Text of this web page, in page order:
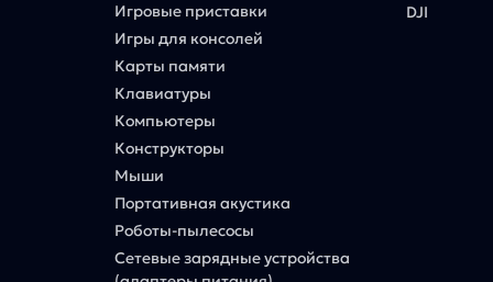
Игровые приставки
Игры для консолей
Карты памяти
Клавиатуры
Компьютеры
Конструкторы
Мыши
Портативная акустика
Роботы-пылесосы
Сетевые зарядные устройства
DJI